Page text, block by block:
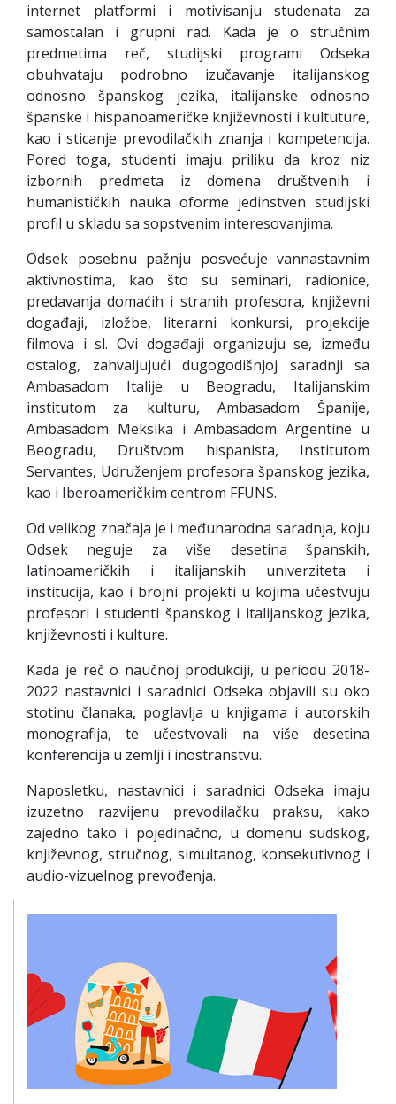
internet platformi i motivisanju studenata za
samostalan i grupni rad. Kada je o stručnim
predmetima reč, studijski programi Odseka
obuhvataju podrobno izučavanje italijanskog
odnosno španskog jezika, italijanske odnosno
španske i hispanoameričke književnosti i kultuture,
kao i sticanje prevodilačkih znanja i kompetencija.
Pored toga, studenti imaju priliku da kroz niz
izbornih predmeta iz domena društvenih i
humanističkih nauka oforme jedinstven studijski
profil u skladu sa sopstvenim interesovanjima.
Odsek posebnu pažnju posvećuje vannastavnim
aktivnostima, kao što su seminari, radionice,
predavanja domaćih i stranih profesora, književni
događaji, izložbe, literarni konkursi, projekcije
filmova i sl. Ovi događaji organizuju se, između
ostalog, zahvaljujući dugogodišnjoj saradnji sa
Ambasadom Italije u Beogradu, Italijanskim
institutom za kulturu, Ambasadom Španije,
Ambasadom Meksika i Ambasadom Argentine u
Beogradu, Društvom hispanista, Institutom
Servantes, Udruženjem profesora španskog jezika,
kao i Iberoameričkim centrom FFUNS.
Od velikog značaja je i međunarodna saradnja, koju
Odsek neguje za više desetina španskih,
latinoameričkih i italijanskih univerziteta i
institucija, kao i brojni projekti u kojima učestvuju
profesori i studenti španskog i italijanskog jezika,
književnosti i kulture.
Kada je reč o naučnoj produkciji, u periodu 2018-
2022 nastavnici i saradnici Odseka objavili su oko
stotinu članaka, poglavlja u knjigama i autorskih
monografija, te učestvovali na više desetina
konferencija u zemlji i inostranstvu.
Naposletku, nastavnici i saradnici Odseka imaju
izuzetno razvijenu prevodilačku praksu, kako
zajedno tako i pojedinačno, u domenu sudskog,
književnog, stručnog, simultanog, konsekutivnog i
audio-vizuelnog prevođenja.